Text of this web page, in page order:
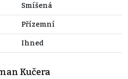
Smíšená
Přízemní
Ihned
Kučera